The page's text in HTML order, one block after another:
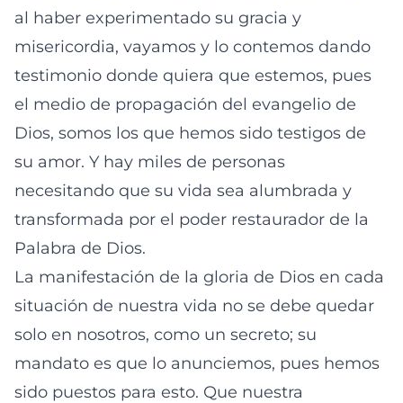
al haber experimentado su gracia y
misericordia, vayamos y lo contemos dando
testimonio donde quiera que estemos, pues
el medio de propagación del evangelio de
Dios, somos los que hemos sido testigos de
su amor. Y hay miles de personas
necesitando que su vida sea alumbrada y
transformada por el poder restaurador de la
Palabra de Dios.
La manifestación de la gloria de Dios en cada
situación de nuestra vida no se debe quedar
solo en nosotros, como un secreto; su
mandato es que lo anunciemos, pues hemos
sido puestos para esto. Que nuestra